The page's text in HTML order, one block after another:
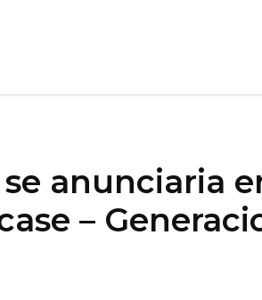
anunciaria
–